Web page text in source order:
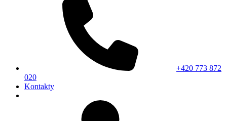
+420 773 872
020
Kontakty